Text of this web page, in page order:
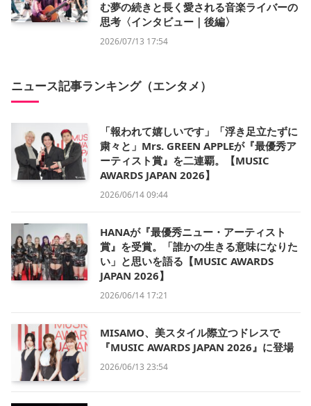
む夢の続きと長く愛される音楽ライバーの
思考〈インタビュー｜後編〉
2026/07/13 17:54
ニュース記事ランキング（エンタメ）
「報われて嬉しいです」「浮き足立たずに
粛々と」Mrs. GREEN APPLEが『最優秀ア
ーティスト賞』を二連覇。【MUSIC
AWARDS JAPAN 2026】
2026/06/14 09:44
HANAが『最優秀ニュー・アーティスト
賞』を受賞。「誰かの生きる意味になりた
い」と思いを語る【MUSIC AWARDS
JAPAN 2026】
2026/06/14 17:21
MISAMO、美スタイル際立つドレスで
『MUSIC AWARDS JAPAN 2026』に登場
2026/06/13 23:54